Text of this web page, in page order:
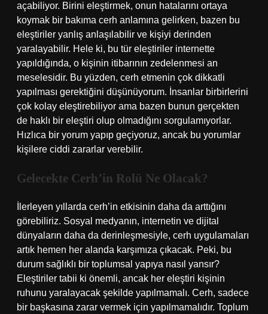
açabiliyor. Birini eleştirmek, onun hatalarını ortaya
koymak bir bakıma cerh anlamına gelirken, bazen bu
eleştiriler yanlış anlaşılabilir ve kişiyi derinden
yaralayabilir. Hele ki, bu tür eleştiriler internette
yapıldığında, o kişinin itibarının zedelenmesi an
meselesidir. Bu yüzden, cerh etmenin çok dikkatli
yapılması gerektiğini düşünüyorum. İnsanlar birbirlerini
çok kolay eleştirebiliyor ama bazen bunun gerçekten
de haklı bir eleştiri olup olmadığını sorgulamıyorlar.
Hızlıca bir yorum yapıp geçiyoruz, ancak bu yorumlar
kişilere ciddi zararlar verebilir.
Gelecekte Cerh’in Rolü Ne Olacak?
İlerleyen yıllarda cerh’in etkisinin daha da arttığını
görebiliriz. Sosyal medyanın, internetin ve dijital
dünyaların daha da derinleşmesiyle, cerh uygulamaları
artık hemen her alanda karşımıza çıkacak. Peki, bu
durum sağlıklı bir toplumsal yapıya nasıl yansır?
Eleştiriler tabii ki önemli, ancak her eleştiri kişinin
ruhunu yaralayacak şekilde yapılmamalı. Cerh, sadece
bir başkasına zarar vermek için yapılmamalıdır. Toplum